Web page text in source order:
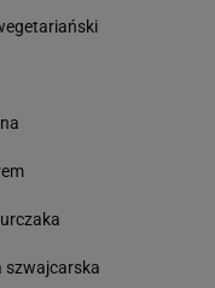
szwajcarska